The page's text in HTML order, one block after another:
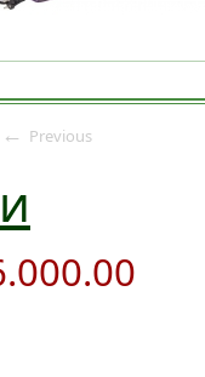
← Previous